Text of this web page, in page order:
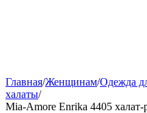
Главная/Женщинам/Одежда
халаты/
Mia-Amore Enrika 4405